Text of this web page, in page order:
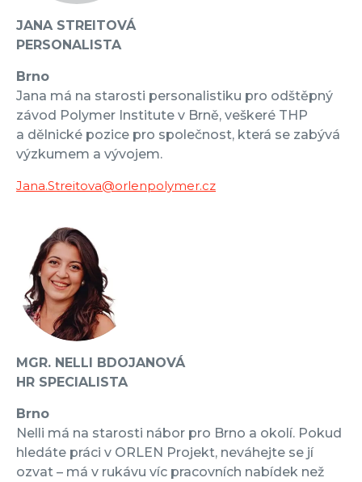
JANA STREITOVÁ
PERSONALISTA
Brno
Jana má na starosti personalistiku pro odštěpný
závod Polymer Institute v Brně, veškeré THP
a dělnické pozice pro společnost, která se zabývá
výzkumem a vývojem.
Jana.Streitova@orlenpolymer.cz
MGR. NELLI BDOJANOVÁ
HR SPECIALISTA
Brno
Nelli má na starosti nábor pro Brno a okolí. Pokud
hledáte práci v ORLEN Projekt, neváhejte se jí
ozvat – má v rukávu víc pracovních nabídek než